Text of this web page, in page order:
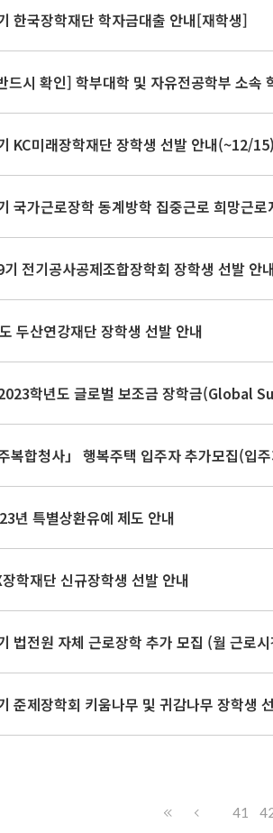
한국장학재단 학자금대출 안내[재학생]
드시 확인] 학부대학 및 자유전공학부 소속
KC미래장학재단 장학생 선발 안내(~12/15)
국가근로장학 동계방학 집중근로 희망근로
전기공사공제조합장학회 장학생 선발 안
두산연강재단 장학생 선발 안내
학년도 글로벌 보조금 장학금(Global
복합청사」 행복주택 입주자 추가모집(입
년 특별상환유예 제도 안내
학재단 신규장학생 선발 안내
법전원 자체 근로장학 추가 모집 (월 근로
준제장학회 키움나무 및 귀감나무 장학생
41